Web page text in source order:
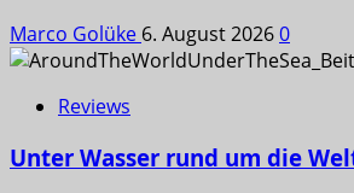
Marco Golüke 6. August 20260
Reviews
Unter Wasser rund um die